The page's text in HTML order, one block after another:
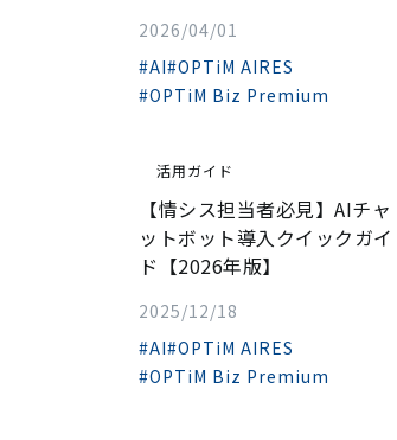
2026/04/01
#AI#OPTiM AIRES
#OPTiM Biz Premium
活用ガイド
【情シス担当者必見】AIチャ
ットボット導入クイックガイ
ド【2026年版】
2025/12/18
#AI#OPTiM AIRES
#OPTiM Biz Premium